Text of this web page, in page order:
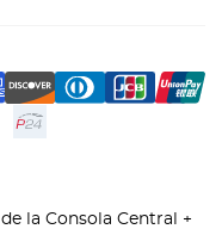
de la Consola Central +